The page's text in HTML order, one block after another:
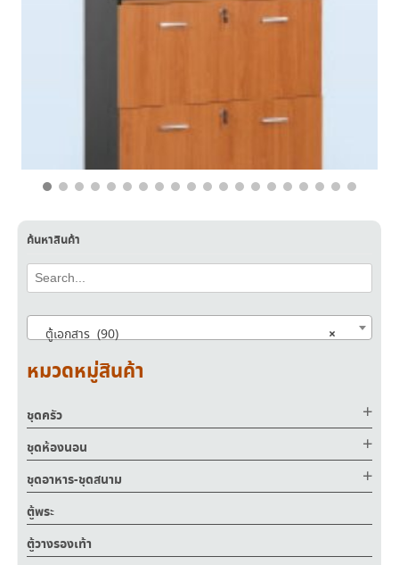
ค้นหาสินค้า
×
ตู้เอกสาร (90)
หมวดหมู่สินค้า
ชุดครัว
ชุดห้องนอน
ชุดอาหาร-ชุดสนาม
ตู้พระ
ตู้วางรองเท้า